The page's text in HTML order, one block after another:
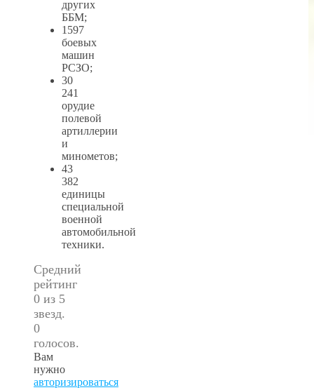
других
ББМ;
1597
боевых
машин
РСЗО;
30
241
орудие
полевой
артиллерии
и
минометов;
43
382
единицы
специальной
военной
автомобильной
техники.
Средний
рейтинг
0 из 5
звезд.
0
голосов.
Вам
нужно
авторизироваться